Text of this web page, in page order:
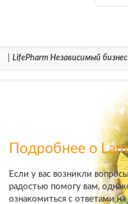
LifePharm Независимый
Подробнее о
Если у вас возникли
радостью помогу вам,
ознакомиться с ответами